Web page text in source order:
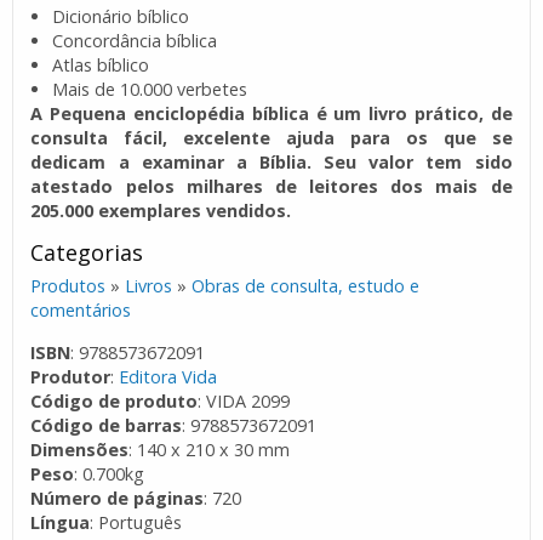
Dicionário bíblico
Concordância bíblica
Atlas bíblico
Mais de 10.000 verbetes
A Pequena enciclopédia bíblica é um livro prático, de
consulta fácil, excelente ajuda para os que se
dedicam a examinar a Bíblia. Seu valor tem sido
atestado pelos milhares de leitores dos mais de
205.000 exemplares vendidos.
Categorias
Produtos » Livros »Obras de consulta, estudo e
comentários
ISBN: 9788573672091
Produtor: Editora Vida
Código de produto: VIDA 2099
Código de barras: 9788573672091
Dimensões: 140 x 210 x 30 mm
Peso: 0.700kg
Número de páginas: 720
Língua: Português